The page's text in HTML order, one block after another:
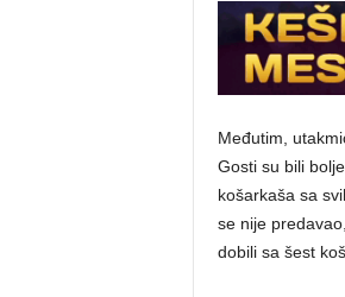
Međutim,
Gosti su bili
košarkaša sa
se nije
dobili sa šest